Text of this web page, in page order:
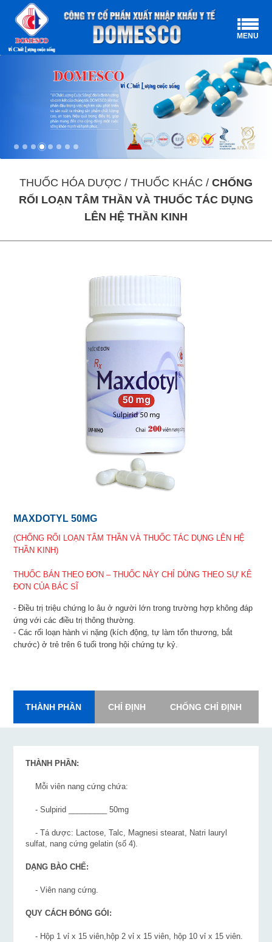
MENU
THUỐC HÓA DƯỢC / THUỐC KHÁC / CHỐNG
RỐI LOẠN TÂM THẦN VÀ THUỐC TÁC DỤNG
LÊN HỆ THẦN KINH
MAXDOTYL 50MG
(CHỐNG RỐI LOẠN TÂM THẦN VÀ THUỐC TÁC DỤNG LÊN HỆ
THẦN KINH)
THUỐC BÁN THEO ĐƠN – THUỐC NÀY CHỈ DÙNG THEO SỰ KÊ
ĐƠN CỦA BÁC SĨ
- Điều trị triệu chứng lo âu ở người lớn trong trường hợp không đáp
ứng với các điều trị thông thường.
- Các rối loạn hành vi nặng (kích động, tự làm tổn thương, bắt
chước) ở trẻ trên 6 tuổi trong hội chứng tự kỷ.
THÀNH PHẦN CHỈ ĐỊNH CHỐNG CHỈ ĐỊNH
THÀNH PHẦN:
Mỗi viên nang cứng chứa:
- Sulpirid _________ 50mg
- Tá dược: Lactose, Talc, Magnesi stearat, Natri lauryl
sulfat, nang cứng gelatin (số 4).
DẠNG BÀO CHẾ:
- Viên nang cứng.
QUY CÁCH ĐÓNG GÓI:
- Hộp 1 vỉ x 15 viên,hộp 2 vỉ x 15 viên, hộp 10 vỉ x 15 viên.